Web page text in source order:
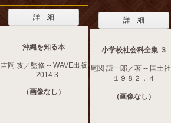
詳 細
沖縄を知る本
吉岡 攻／監修 -- WAVE出版
-- 2014.3
（画像なし）
詳 細
小学校社会科全集 ３
尾関 謙一郎／著 -- 国土
１９８２．４
（画像なし）